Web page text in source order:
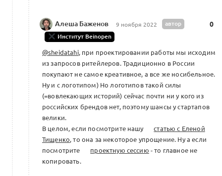
Алеша Баженов 9 ноября 2022
автор
Институт Beinopen
0
@sheidatahi, при проектировании работы мы исходим
из запросов ритейлеров. Традиционно в России
покупают не самое креативное, а все же носибельное.
Ну и с логотипом) Но логотипов такой силы
(=вовлекающих историй) сейчас почти ни у кого из
российских брендов нет, поэтому шансы у стартапов
велики.
В целом, если посмотрите нашу
статью с Еленой
Тищенко, то она за некоторое упрощение. Ну а если
посмотрите
проектную сессию - то главное не
копировать.